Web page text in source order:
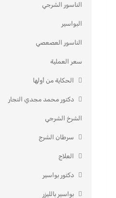
الناسور الشرجي
البواسير
الناسور العصعصي
سعر العملية
الحكاية من أولها
دكتور محمد مجدي النجار
الشرخ الشرجي
سرطان الشرج
العلاج
دكتور بواسير
بواسير بالليزر